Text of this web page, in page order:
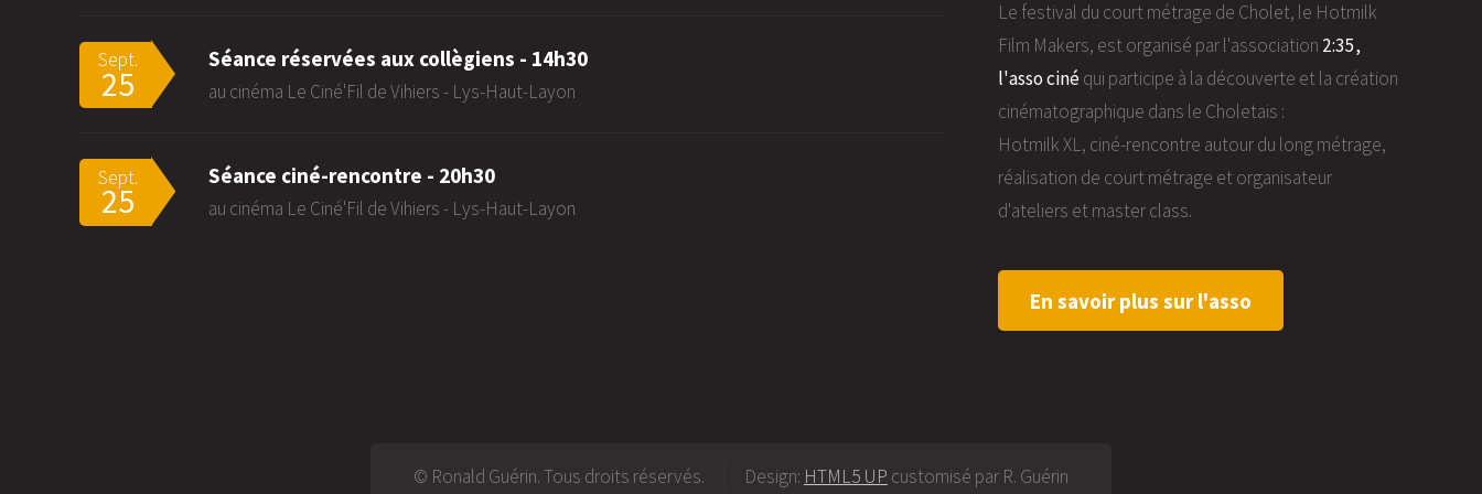
Sept.
25
Séance réservées aux collègiens - 14h30
au cinéma Le Ciné'Fil de Vihiers - Lys-Haut-Layon
Sept.
25
Séance ciné-rencontre - 20h30
au cinéma Le Ciné'Fil de Vihiers - Lys-Haut-Layon
Le festival du court métrage de Cholet, le Hotmilk
Film Makers, est organisé par l'association 2:35,
l'asso cinéqui participe à la découverte et la création
cinématographique dans le Choletais :
Hotmilk XL, ciné-rencontre autour du long métrage,
réalisation de court métrage et organisateur
d'ateliers et master class.
En savoir plus sur l'asso
© Ronald Guérin. Tous droits réservés. Design: HTML5 UP customisé par R. Guérin